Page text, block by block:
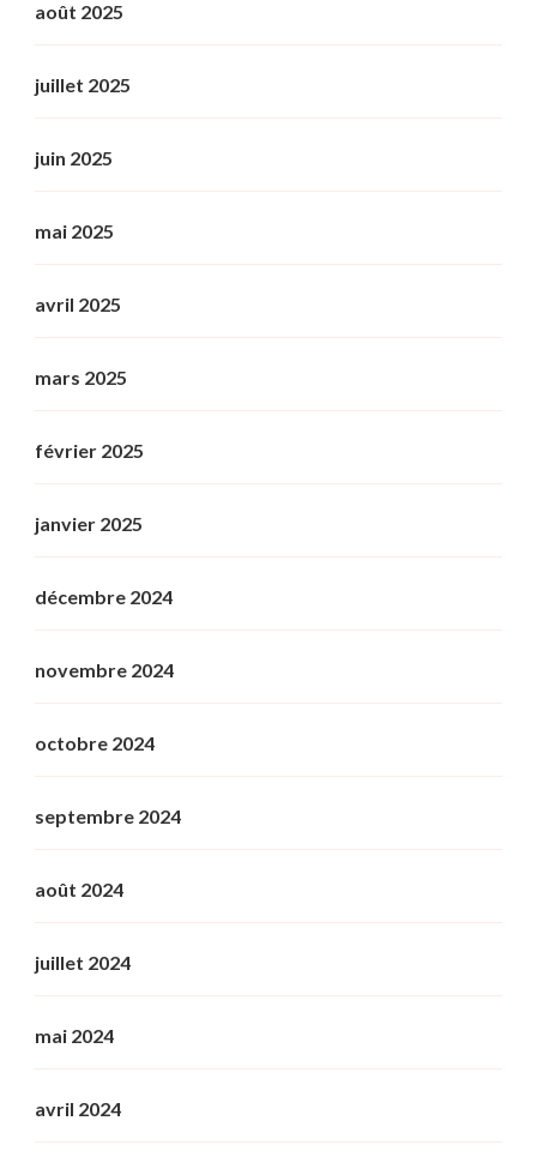
août 2025
juillet 2025
juin 2025
mai 2025
avril 2025
mars 2025
février 2025
janvier 2025
décembre 2024
novembre 2024
octobre 2024
septembre 2024
août 2024
juillet 2024
mai 2024
avril 2024